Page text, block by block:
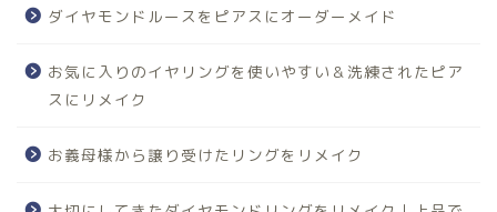
ダイヤモンドルースをピアスにオーダーメイド
お気に入りのイヤリングを使いやすい＆洗練されたピア
スにリメイク
お義母様から譲り受けたリングをリメイク